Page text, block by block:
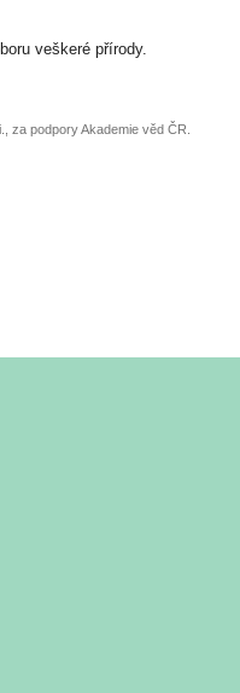
veškeré přírody.
za podpory Akademie věd ČR.